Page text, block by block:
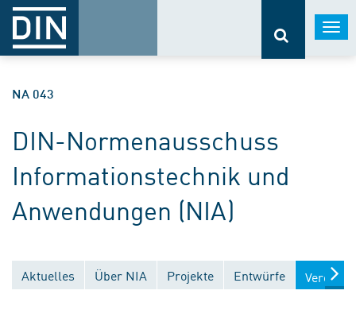
NA 043
DIN-Normenausschuss
Informationstechnik und
Anwendungen (NIA)
Aktuelles Über NIA Projekte Entwürfe